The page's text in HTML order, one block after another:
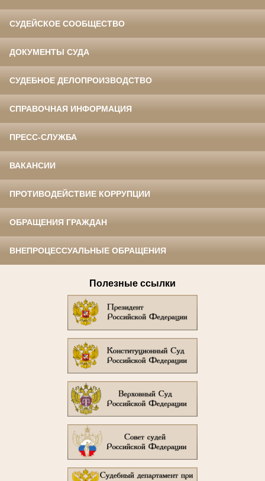
СУДЕЙСКОЕ СООБЩЕСТВО
ДОКУМЕНТЫ СУДА
СУДЕБНОЕ ДЕЛОПРОИЗВОДСТВО
СПРАВОЧНАЯ ИНФОРМАЦИЯ
ПРЕСС-СЛУЖБА
ВАКАНСИИ
ПРОТИВОДЕЙСТВИЕ КОРРУПЦИИ
ОБРАЩЕНИЯ ГРАЖДАН
ВНЕПРОЦЕССУАЛЬНЫЕ ОБРАЩЕНИЯ
Полезные ссылки